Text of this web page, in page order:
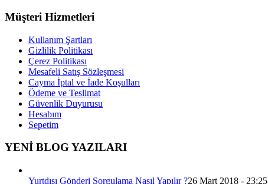
Müşteri Hizmetleri
Kullanım Şartları
Gizlilik Politikası
Çerez Politikası
Mesafeli Satış Sözleşmesi
Cayma İptal ve İade Koşulları
Ödeme ve Teslimat
Güvenlik Duyurusu
Hesabım
Sepetim
YENİ BLOG YAZILARI
Yurtdışı Gönderi Sorgulama Nasıl Yapılır ?26 Mart 2018 - 23:25